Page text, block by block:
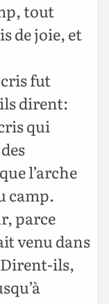
tout
de joie, et
fut
dirent:
qui
l’arche
camp.
parce
venu dans
ils,